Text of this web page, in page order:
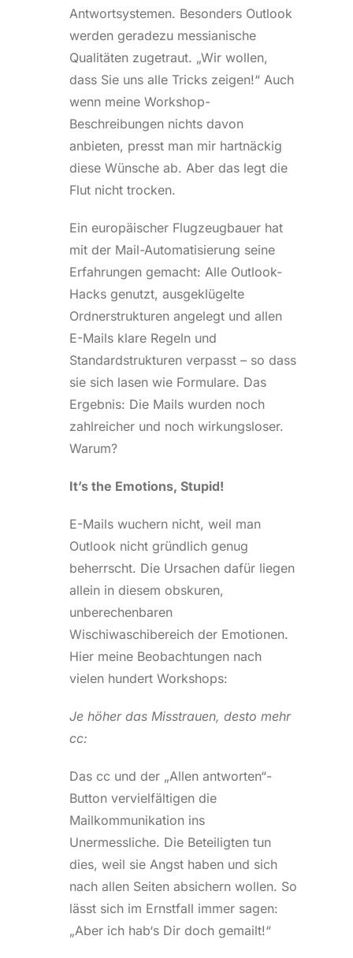
Antwortsystemen. Besonders Outlook
werden geradezu messianische
Qualitäten zugetraut. „Wir wollen,
dass Sie uns alle Tricks zeigen!“ Auch
wenn meine Workshop-
Beschreibungen nichts davon
anbieten, presst man mir hartnäckig
diese Wünsche ab. Aber das legt die
Flut nicht trocken.
Ein europäischer Flugzeugbauer hat
mit der Mail-Automatisierung seine
Erfahrungen gemacht: Alle Outlook-
Hacks genutzt, ausgeklügelte
Ordnerstrukturen angelegt und allen
E-Mails klare Regeln und
Standardstrukturen verpasst – so dass
sie sich lasen wie Formulare. Das
Ergebnis: Die Mails wurden noch
zahlreicher und noch wirkungsloser.
Warum?
It’s the Emotions, Stupid!
E-Mails wuchern nicht, weil man
Outlook nicht gründlich genug
beherrscht. Die Ursachen dafür liegen
allein in diesem obskuren,
unberechenbaren
Wischiwaschibereich der Emotionen.
Hier meine Beobachtungen nach
vielen hundert Workshops:
Je höher das Misstrauen, desto mehr
cc:
Das cc und der „Allen antworten“-
Button vervielfältigen die
Mailkommunikation ins
Unermessliche. Die Beteiligten tun
dies, weil sie Angst haben und sich
nach allen Seiten absichern wollen. So
lässt sich im Ernstfall immer sagen:
„Aber ich hab‘s Dir doch gemailt!“